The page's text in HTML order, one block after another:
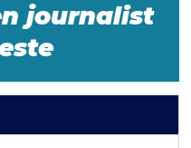
journalist